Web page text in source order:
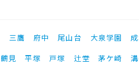
三鷹 府中 尾山台 大泉学園
鶴見 平塚 戸塚 辻堂 茅ケ崎